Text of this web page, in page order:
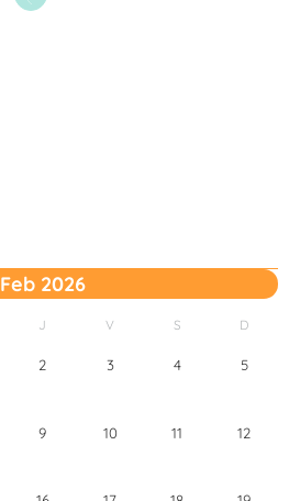
Feb 2026
J V S D
2 3 4 5
9 10 11 12